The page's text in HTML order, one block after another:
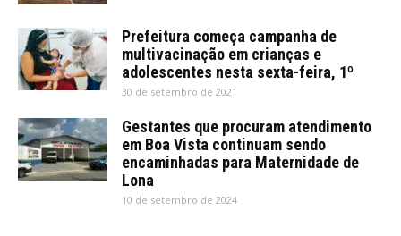
Prefeitura começa campanha de
multivacinação em crianças e
adolescentes nesta sexta-feira, 1º
30 de setembro de 2021
Gestantes que procuram atendimento
em Boa Vista continuam sendo
encaminhadas para Maternidade de
Lona
10 de setembro de 2024